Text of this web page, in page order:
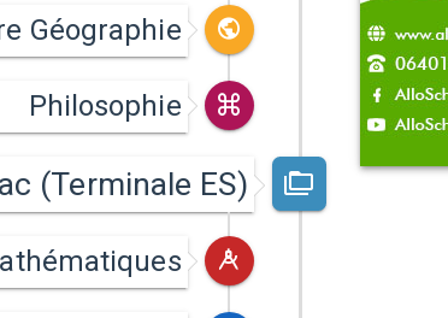
Géographie
Philosophie
(Terminale ES)